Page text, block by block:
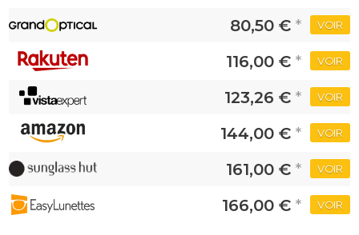
80,50 € * VOIR
116,00 € * VOIR
123,26 € * VOIR
144,00 € * VOIR
161,00 € * VOIR
166,00 € * VOIR